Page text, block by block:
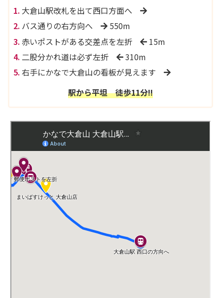
大倉山駅改札を出て西口方面へ
バス通りの右方向へ
550m
赤いポストがある交差点を左折
15m
二股分かれ道は必ず左折
310m
右手にかなで大倉山の看板が見えます
駅から平坦 徒歩11分!!